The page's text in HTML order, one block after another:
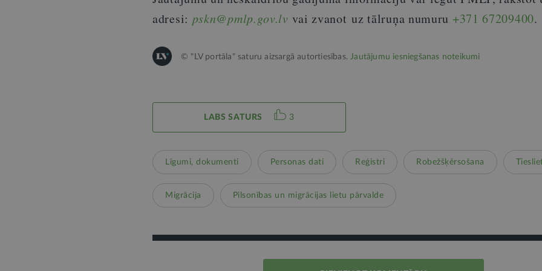
adresi: pskn@pmlp.gov.lv vai zvanot uz tālruņa numuru +371 67209400.
© "LV portāla" saturu aizsargā autortiesības.Jautājumu iesniegšanas noteikumi
LABS SATURS 3
Līgumi, dokumenti Personas dati Reģistri Robežšķērsošana
Migrācija Pilsonības un migrācijas lietu pārvalde